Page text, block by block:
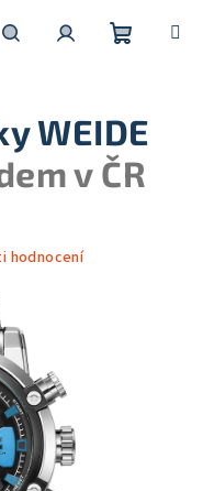
košík
WEIDE
v ČR
hodnocení